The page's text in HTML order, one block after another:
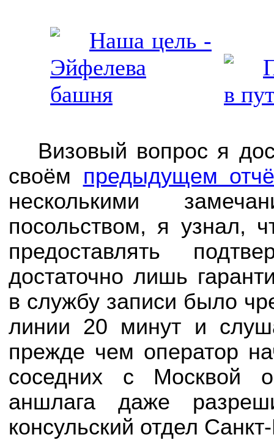
Визовый вопрос я
своём предыдущем
несколькими
посольством, я узнал,
предоставлять
достаточно лишь
в службу записи было
линии 20 минут и
прежде чем оператор
соседних с Москвой
аншлага даже
консульский отдел